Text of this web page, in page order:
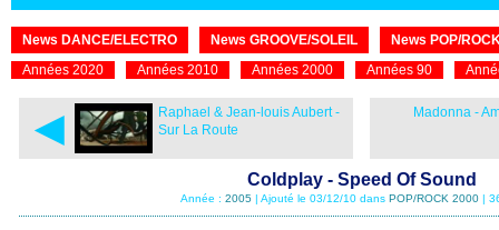
News DANCE/ELECTRO News GROOVE/SOLEIL
News POP/
Années 2020
Années 2010 Années 2000 Années 90
◄
Raphael & Jean-louis Aubert -
Sur La Route
Madonna -
Coldplay - Speed Of Sound
Année : 2005| Ajouté le 03/12/10 dans POP/ROCK 2000|